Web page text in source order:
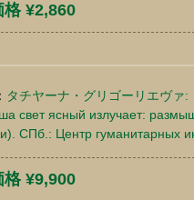
格 ¥2,860
タチヤーナ・グリゴーリエヴ
свет ясный излучает:
СПб.: Центр гуманитарных
格 ¥9,900